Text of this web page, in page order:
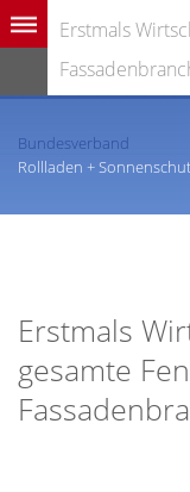
Erstmals
Bundesverband
Rollladen +
Erstmals
gesamte